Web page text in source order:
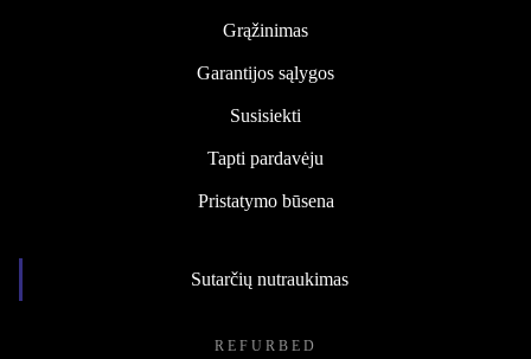
Grąžinimas
Garantijos sąlygos
Susisiekti
Tapti pardavėju
Pristatymo būsena
Sutarčių nutraukimas
REFURBED